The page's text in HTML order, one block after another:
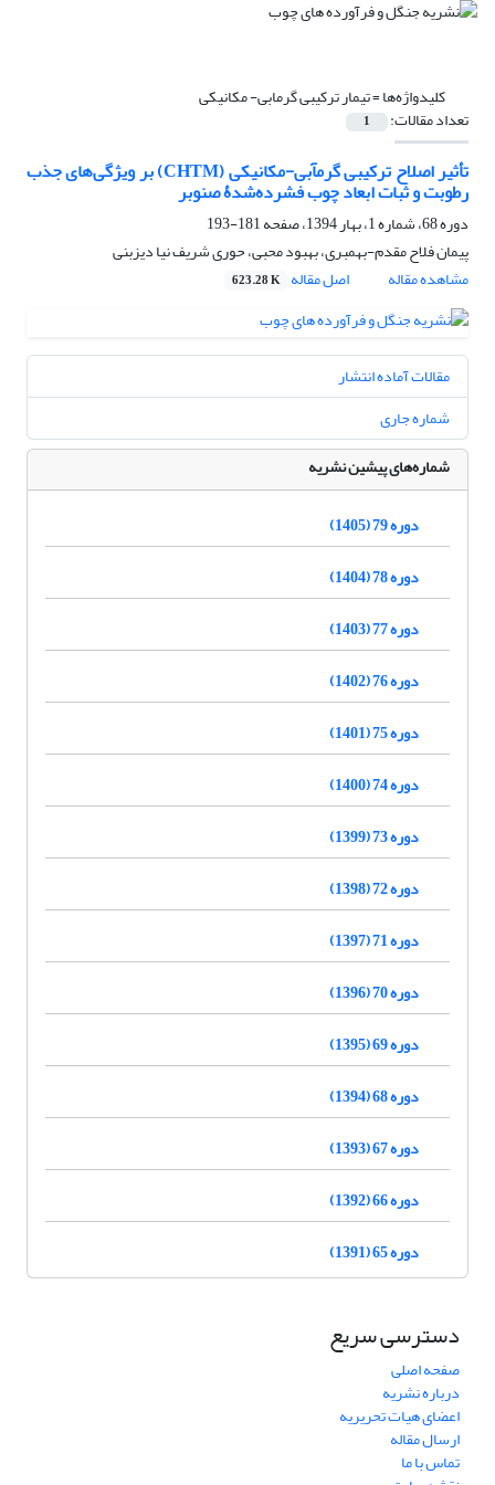
کلیدواژه‌ها =تیمار ترکیبی گرمابی- مکانیکی
تعداد مقالات: 1
تأثیر اصلاح ترکیبی گرمآبی-مکانیکی (CHTM) بر ویژگی‌های جذب
رطوبت و ثبات ابعاد چوب فشرده‌‌شدۀ صنوبر
دوره 68، شماره 1، بهار 1394، صفحه
181-193
پیمان فلاح مقدم-بهمبری، بهبود محبی، حوری شریف نیا دیزبنی
مشاهده مقاله
اصل مقاله 623.28 K
مقالات آماده انتشار
شماره جاری
شماره‌های پیشین نشریه
دوره 79 (1405)
دوره 78 (1404)
دوره 77 (1403)
دوره 76 (1402)
دوره 75 (1401)
دوره 74 (1400)
دوره 73 (1399)
دوره 72 (1398)
دوره 71 (1397)
دوره 70 (1396)
دوره 69 (1395)
دوره 68 (1394)
دوره 67 (1393)
دوره 66 (1392)
دوره 65 (1391)
دسترسی سریع
صفحه اصلی
درباره نشریه
اعضای هیات تحریریه
ارسال مقاله
تماس با ما